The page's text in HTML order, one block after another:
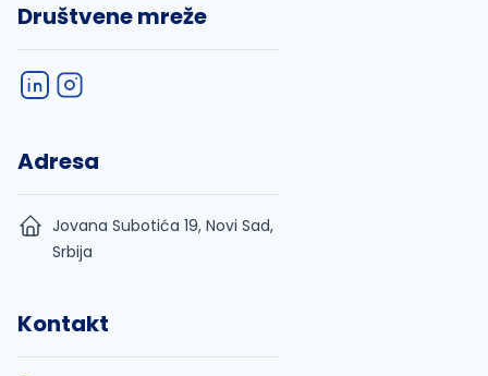
Društvene mreže
Adresa
Jovana Subotića 19, Novi Sad,
Srbija
Kontakt